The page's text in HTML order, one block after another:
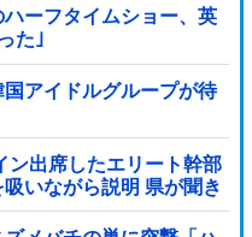
ハーフタイムショー、英
た｣
国アイドルグループが待
ン出席したエリート幹部
いながら説明 県が聞き